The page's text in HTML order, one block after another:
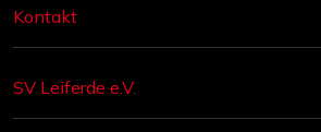
Kontakt
SV Leiferde e.V.